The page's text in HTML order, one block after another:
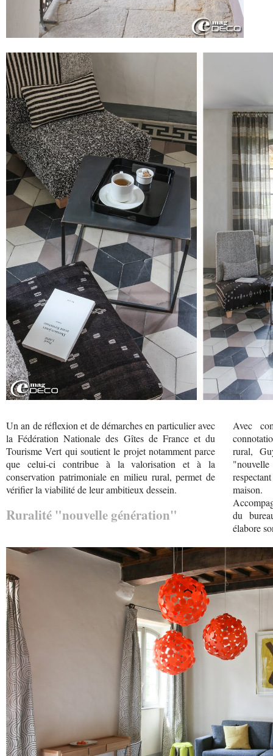
Un an de réflexion et de démarches en particulier avec
la Fédération Nationale des Gîtes de France et du
Tourisme Vert qui soutient le projet notamment parce
que celui-ci contribue à la valorisation et à la
conservation patrimoniale en milieu rural, permet de
vérifier la viabilité de leur ambitieux dessein.
Ruralité "nouvelle génération"
Avec
rural,
maison.
du
élabore